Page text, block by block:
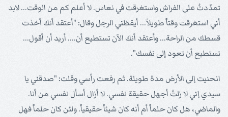
تمدّدتُ على الفراش واستغرقت في نعاس. لا أعلم كم من الوقت... لابد
أني استغرقت وقتاً طويلاً... أيقظني الرجل وقال: "أعتقد أنك أخذت
قسطك من الراحة... وأعتقد أنك الآن تستطيع أن.... أريد أن أقول...
تستطيع أن تعود إلى نفسك".
انحنيت إلى الأرض مدة طويلة. ثم رفعت رأسي وقلت: "صدقني يا
سيدي إني لا زلتُ أجهل حقيقة نفسي. لا أزال أسأل نفسي من أنا.
والماضي، هل كان حلماً أم أنه كان شيئاً حقيقياً. ولئن كان حلماً فهل